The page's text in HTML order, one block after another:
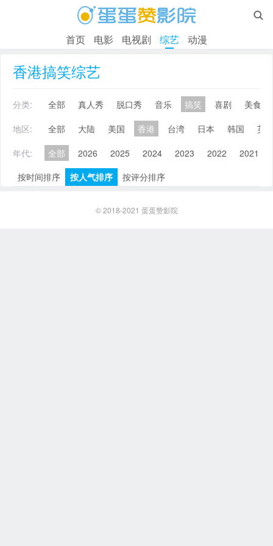

首页 电影 电视剧 综艺 动漫
香港搞笑综艺
分类: 全部 真人秀 脱口秀 音乐 搞笑 喜剧
美食
地区:
全部 大陆 美国 香港 台湾 日本 韩国
英
年代:
全部 2026 2025 2024 2023 2022 2021
按时间排序
按人气排序 按评分排序
© 2018-2021 蛋蛋赞影院